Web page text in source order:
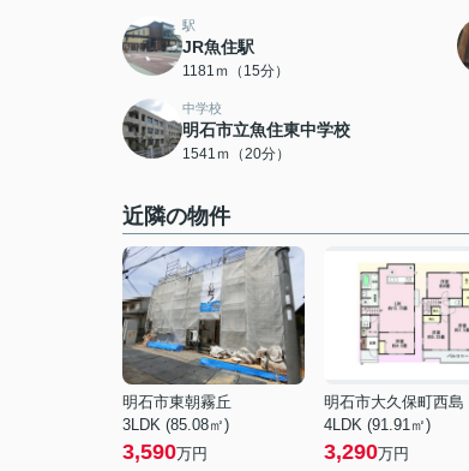
駅
JR魚住駅
1181ｍ（15分）
中学校
明石市立魚住東中学校
1541ｍ（20分）
近隣の物件
明石市東朝霧丘
3LDK (85.08㎡)
3,590万円
明石市大久保町西島
4LDK (91.91㎡)
3,290万円